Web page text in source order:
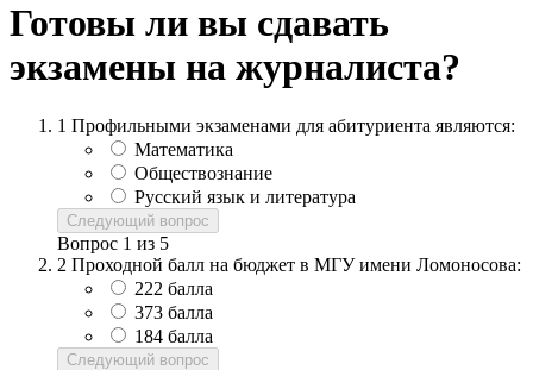
Готовы ли вы сдавать
экзамены на журналиста?
1 Профильными экзаменами для абитуриента являются:
Математика
Обществознание
Русский язык и литература
Следующий вопрос
Вопрос 1 из 5
2 Проходной балл на бюджет в МГУ имени Ломоносова:
222 балла
373 балла
184 балла
Следующий вопрос